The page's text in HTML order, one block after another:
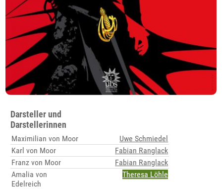
Darsteller und
Darstellerinnen
Maximilian von Moor
Uwe Schmiedel
Karl von Moor
Fabian Ranglack
Franz von Moor
Fabian Ranglack
Amalia von
Edelreich
Theresa Löhle